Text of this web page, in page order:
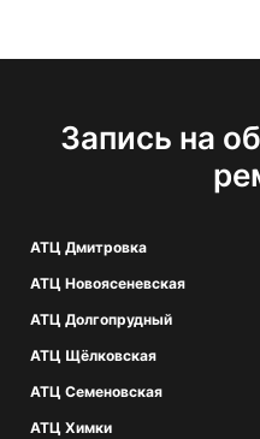
Запись на
АТЦ Дмитровка
АТЦ Новоясеневская
АТЦ Долгопрудный
АТЦ Щёлковская
АТЦ Семеновская
АТЦ Химки